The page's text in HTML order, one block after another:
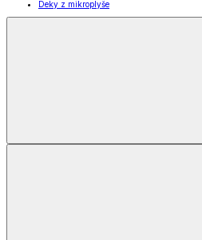
Deky z mikroplyše